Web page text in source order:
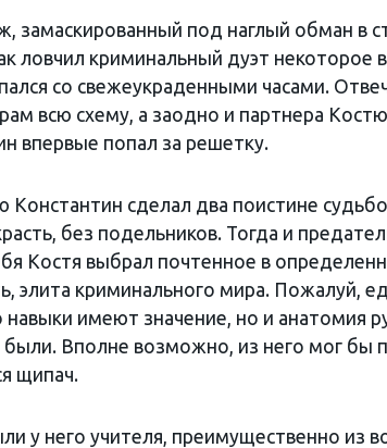
замаскированный под наглый обман в
ловчил криминальный дуэт некоторое
со свежеукраденными часами.
всю схему, а заодно и партнера
впервые попал за решетку.
сделал два поистине
без подельников. Тогда и
Костя выбрал почтенное в
элита криминального мира. Пожалуй,
навыки имеют значение, но и анатомия
Вполне возможно, из него мог бы
щипач.
у него учителя, преимущественно из